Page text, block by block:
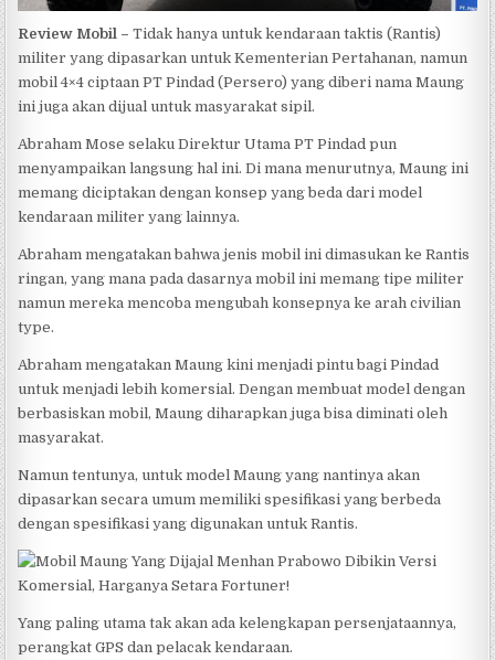
Review Mobil –Tidak hanya untuk kendaraan taktis (Rantis)
militer yang dipasarkan untuk Kementerian Pertahanan, namun
mobil 4×4 ciptaan PT Pindad (Persero) yang diberi nama Maung
ini juga akan dijual untuk masyarakat sipil.
Abraham Mose selaku Direktur Utama PT Pindad pun
menyampaikan langsung hal ini. Di mana menurutnya, Maung ini
memang diciptakan dengan konsep yang beda dari model
kendaraan militer yang lainnya.
Abraham mengatakan bahwa jenis mobil ini dimasukan ke Rantis
ringan, yang mana pada dasarnya mobil ini memang tipe militer
namun mereka mencoba mengubah konsepnya ke arah civilian
type.
Abraham mengatakan Maung kini menjadi pintu bagi Pindad
untuk menjadi lebih komersial. Dengan membuat model dengan
berbasiskan mobil, Maung diharapkan juga bisa diminati oleh
masyarakat.
Namun tentunya, untuk model Maung yang nantinya akan
dipasarkan secara umum memiliki spesifikasi yang berbeda
dengan spesifikasi yang digunakan untuk Rantis.
Yang paling utama tak akan ada kelengkapan persenjataannya,
perangkat GPS dan pelacak kendaraan.